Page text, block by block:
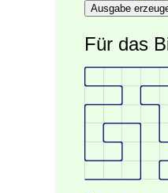
Ausgabe
Für das